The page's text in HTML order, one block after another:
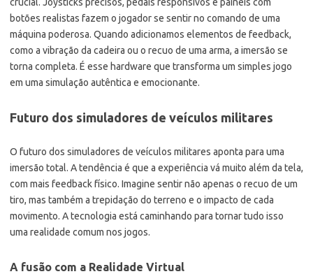
botões realistas fazem o jogador se sentir no comando de uma
máquina poderosa. Quando adicionamos elementos de feedback,
como a vibração da cadeira ou o recuo de uma arma, a imersão se
torna completa. É esse hardware que transforma um simples jogo
em uma simulação autêntica e emocionante.
Futuro dos simuladores de veículos militares
O futuro dos simuladores de veículos militares aponta para uma
imersão total. A tendência é que a experiência vá muito além da tela,
com mais feedback físico. Imagine sentir não apenas o recuo de um
tiro, mas também a trepidação do terreno e o impacto de cada
movimento. A tecnologia está caminhando para tornar tudo isso
uma realidade comum nos jogos.
A fusão com a Realidade Virtual